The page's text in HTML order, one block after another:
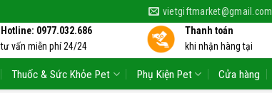
vietgiftmarket@gmail.com
Hotline: 0977.032.686
tư vấn miễn phí 24/24
Thanh toán
khi nhận hàng tại
Thuốc & Sức Khỏe Pet Phụ Kiện Pet Cửa hàng